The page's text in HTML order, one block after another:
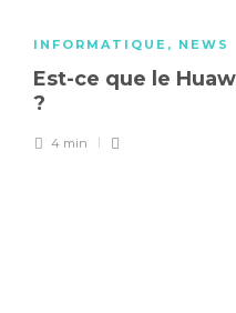
INFORMATIQUE , NEWS
Est-ce que le
?
4 min